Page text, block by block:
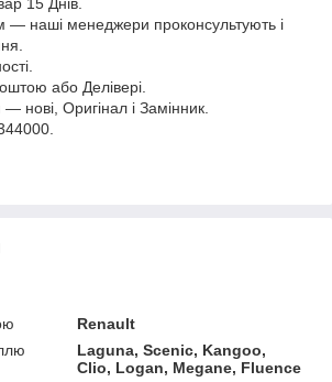
— наші менеджери проконсультують і
або Делівері.
— нові, Оригінал і Замінник.
Renault
Laguna, Scenic, Kangoo,
Clio, Logan, Megane, Fluence